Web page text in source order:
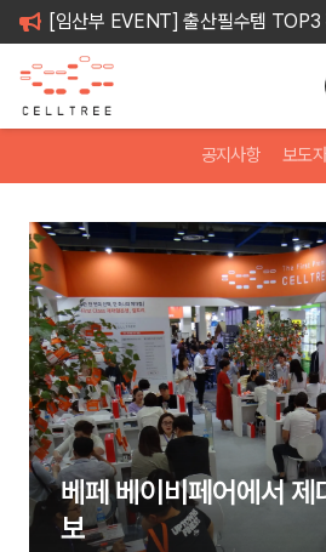
[임산부 EVENT] 출산필수템 TOP3
공지사항 보도
베페 베이비페어에서 제
보